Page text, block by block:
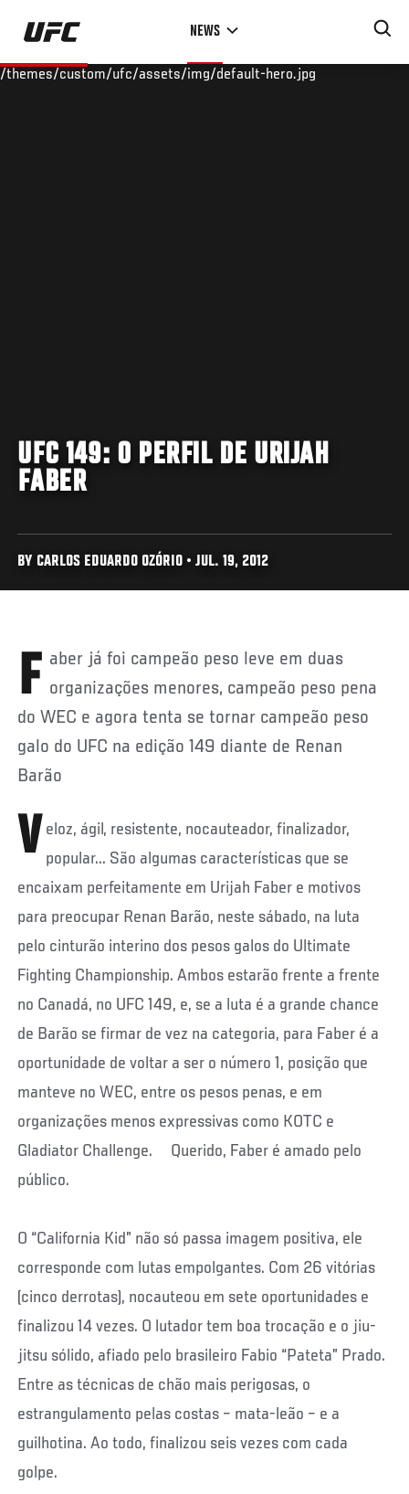
Skip
main
NEWS
/themes/custom/ufc/assets/img/default-hero.jpg
UFC 149: O PERFIL DE URIJAH
FABER
BY CARLOS EDUARDO OZÓRIO • JUL. 19, 2012
Faber já foi campeão peso leve em duas organizações menores, campeão peso pena
do WEC e agora tenta se tornar campeão peso
galo do UFC na edição 149 diante de Renan
Barão
V eloz, ágil, resistente, nocauteador, finalizador,
popular... São algumas características que se
encaixam perfeitamente em Urijah Faber e motivos
para preocupar Renan Barão, neste sábado, na luta
pelo cinturão interino dos pesos galos do Ultimate
Fighting Championship. Ambos estarão frente a frente
no Canadá, no UFC 149, e, se a luta é a grande chance
de Barão se firmar de vez na categoria, para Faber é a
oportunidade de voltar a ser o número 1, posição que
manteve no WEC, entre os pesos penas, e em
organizações menos expressivas como KOTC e
Gladiator Challenge. Querido, Faber é amado pelo
público.
O “California Kid” não só passa imagem positiva, ele
corresponde com lutas empolgantes. Com 26 vitórias
(cinco derrotas), nocauteou em sete oportunidades e
finalizou 14 vezes. O lutador tem boa trocação e o jiu-
jitsu sólido, afiado pelo brasileiro Fabio “Pateta” Prado.
Entre as técnicas de chão mais perigosas, o
estrangulamento pelas costas – mata-leão – e a
guilhotina. Ao todo, finalizou seis vezes com cada
golpe.